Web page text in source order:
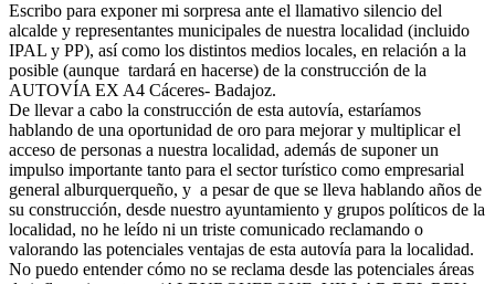
Escribo para exponer mi sorpresa ante el llamativo silencio del
alcalde y representantes municipales de nuestra localidad (incluido
IPAL y PP), así como los distintos medios locales, en relación a la
posible (aunque tardará en hacerse) de la construcción de la
AUTOVÍA EX A4 Cáceres- Badajoz.
De llevar a cabo la construcción de esta autovía, estaríamos
hablando de una oportunidad de oro para mejorar y multiplicar el
acceso de personas a nuestra localidad, además de suponer un
impulso importante tanto para el sector turístico como empresarial
general alburquerqueño, y a pesar de que se lleva hablando años de
su construcción, desde nuestro ayuntamiento y grupos políticos de la
localidad, no he leído ni un triste comunicado reclamando o
valorando las potenciales ventajas de esta autovía para la localidad.
No puedo entender cómo no se reclama desde las potenciales áreas